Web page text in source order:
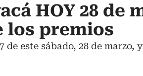
HOY 28 de
los premios
este sábado, 28 de marzo,